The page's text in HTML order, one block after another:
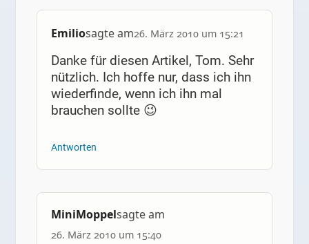
Emiliosagte am26. März 2010 um 15:21
Danke für diesen Artikel, Tom. Sehr
nützlich. Ich hoffe nur, dass ich ihn
wiederfinde, wenn ich ihn mal
brauchen sollte 😉
Antworten
MiniMoppelsagte am
26. März 2010 um 15:40